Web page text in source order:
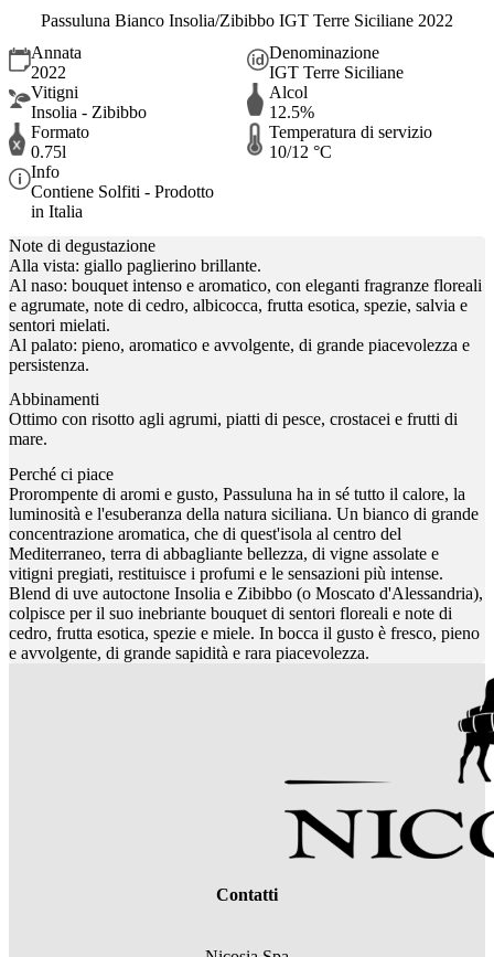
Passuluna Bianco Insolia/Zibibbo IGT Terre Siciliane 2022
Annata
2022
Denominazione
IGT Terre Siciliane
Vitigni
Insolia - Zibibbo
Alcol
12.5%
Formato
0.75l
Temperatura di servizio
10/12 °C
Info
Contiene Solfiti - Prodotto
in Italia
Note di degustazione
Alla vista: giallo paglierino brillante.
Al naso: bouquet intenso e aromatico, con eleganti fragranze floreali
e agrumate, note di cedro, albicocca, frutta esotica, spezie, salvia e
sentori mielati.
Al palato: pieno, aromatico e avvolgente, di grande piacevolezza e
persistenza.
Abbinamenti
Ottimo con risotto agli agrumi, piatti di pesce, crostacei e frutti di
mare.
Perché ci piace
Prorompente di aromi e gusto, Passuluna ha in sé tutto il calore, la
luminosità e l'esuberanza della natura siciliana. Un bianco di grande
concentrazione aromatica, che di quest'isola al centro del
Mediterraneo, terra di abbagliante bellezza, di vigne assolate e
vitigni pregiati, restituisce i profumi e le sensazioni più intense.
Blend di uve autoctone Insolia e Zibibbo (o Moscato d'Alessandria),
colpisce per il suo inebriante bouquet di sentori floreali e note di
cedro, frutta esotica, spezie e miele. In bocca il gusto è fresco, pieno
e avvolgente, di grande sapidità e rara piacevolezza.
Contatti